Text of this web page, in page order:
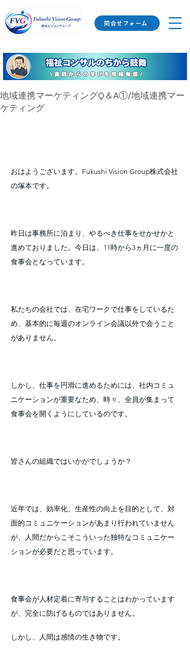
問合せフォーム
地域連携マーケティングQ＆A①/地域連携マー
ケティング
おはようございます。Fukushi Vision Group株式会社
の塚本です。
昨日は事務所に泊まり、やるべき仕事をせかせかと
進めておりました。今日は、11時から3ヵ月に一度の
食事会となっています。
私たちの会社では、在宅ワークで仕事をしているた
め、基本的に毎週のオンライン会議以外で会うこと
がありません。
しかし、仕事を円滑に進めるためには、社内コミュ
ニケーションが重要なため、時々、全員が集まって
食事会を開くようにしているのです。
皆さんの組織ではいかがでしょうか？
近年では、効率化、生産性の向上を目的として、対
面的コミュニケーションがあまり行われていません
が、人間だからこそこういった独特なコミュニケー
ションが必要だと思っています。
食事会が人材定着に寄与することはわかっています
が、完全に防げるものではありません。
しかし、人間は感情の生き物です。